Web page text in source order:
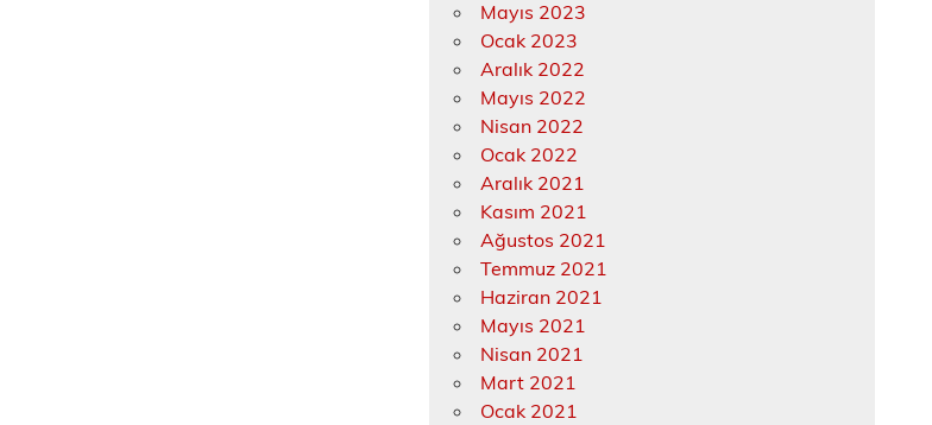
Mayıs 2023
Ocak 2023
Aralık 2022
Mayıs 2022
Nisan 2022
Ocak 2022
Aralık 2021
Kasım 2021
Ağustos 2021
Temmuz 2021
Haziran 2021
Mayıs 2021
Nisan 2021
Mart 2021
Ocak 2021